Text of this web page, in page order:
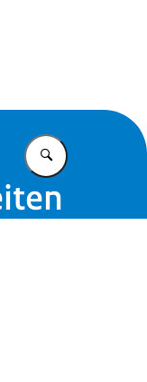
Vul in wat u